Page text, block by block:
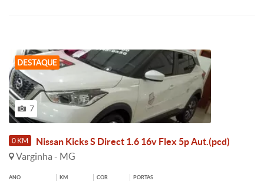
DESTAQUE
7
0 KM
Nissan Kicks S Direct 1.6 16v Flex 5p Aut.(pcd)
Varginha - MG
ANO KM COR PORTAS